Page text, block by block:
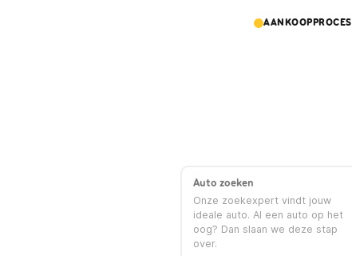
AANKOOPPROCES
Auto zoeken
Onze zoekexpert vindt jouw
ideale auto. Al een auto op het
oog? Dan slaan we deze stap
over.